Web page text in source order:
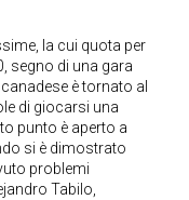
la cui quota per
segno di una gara
è tornato al
di giocarsi una
punto è aperto a
si è dimostrato
problemi
Tabilo,